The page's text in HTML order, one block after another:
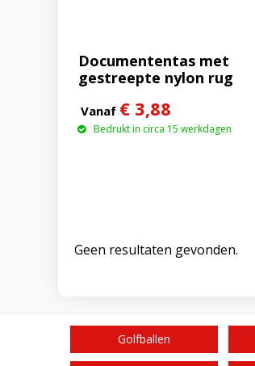
Documententas met
gestreepte nylon rug
Vanaf € 3,88
Bedrukt in circa 15 werkdagen
Geen resultaten gevonden.
Golfballen